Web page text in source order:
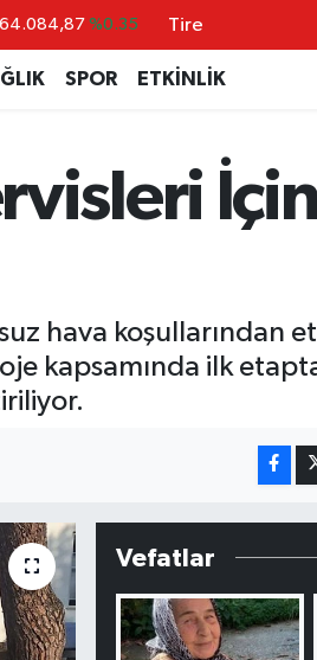
47,5760 %0.1
55,0126 %0.29
13.647 %-30
Tire
SPOR ETKİNLİK
hava koşullarından
kapsamında ilk
Vefatlar